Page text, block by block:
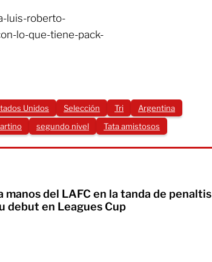
luis-roberto-
lo-que-tiene-pack-
Unidos Selección Tri
Argentina
segundo nivel Tata amistosos
manos del LAFC en la tanda de penaltis
debut en Leagues Cup